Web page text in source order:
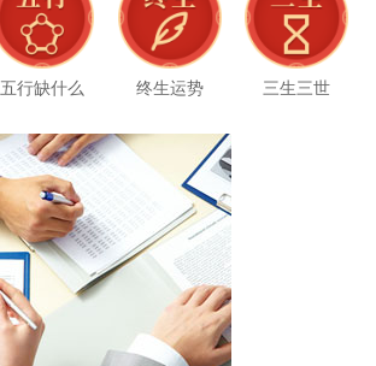
五行缺什么 终生运势 三生三世